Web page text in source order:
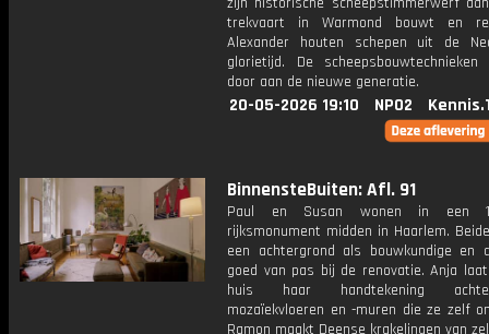
trekvaart in Warmond bouwt en
Alexander houten schepen uit de
glorietijd. De
door aan de nieuwe generatie.
20-05-2026 19:10 NPO2
BinnensteBuiten: Afl. 91
Paul en Susan wonen in een
rijksmonument midden in Haarlem.
een achtergrond als bouwkundige en
goed van pas bij de renovatie. Anja
huis haar handtekening
mozaïekvloeren en -muren die ze zelf
Ramon maakt Deense krakelingen van